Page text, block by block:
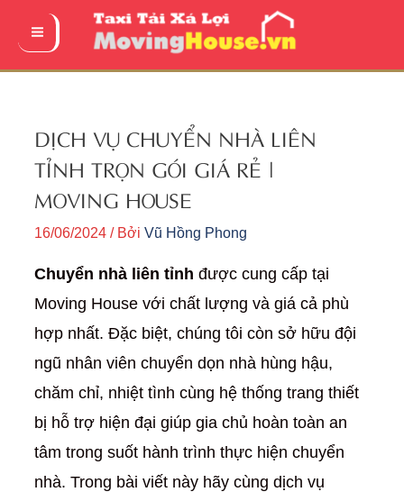
nội
Main
DỊCH VỤ CHUYỂN NHÀ LIÊN
TỈNH TRỌN GÓI GIÁ RẺ |
MOVING HOUSE
16/06/2024 / Bởi Vũ Hồng Phong
Chuyển nhà liên tỉnh được cung cấp tại
Moving House với chất lượng và giá cả phù
hợp nhất. Đặc biệt, chúng tôi còn sở hữu đội
ngũ nhân viên chuyển dọn nhà hùng hậu,
chăm chỉ, nhiệt tình cùng hệ thống trang thiết
bị hỗ trợ hiện đại giúp gia chủ hoàn toàn an
tâm trong suốt hành trình thực hiện chuyển
nhà. Trong bài viết này hãy cùng dịch vụ